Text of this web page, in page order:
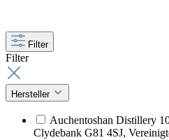
Filter
Filter
Hersteller
Auchentoshan Distillery
Clydebank G81 4SJ,